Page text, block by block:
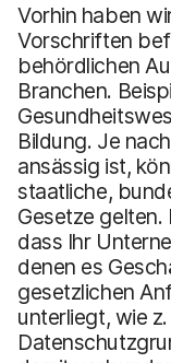
Vorhin haben
Vorschriften
behördlichen
Branchen.
Bildung. Je
ansässig ist,
staatliche,
Gesetze gelten.
dass Ihr
denen es
gesetzlichen
unterliegt, wie